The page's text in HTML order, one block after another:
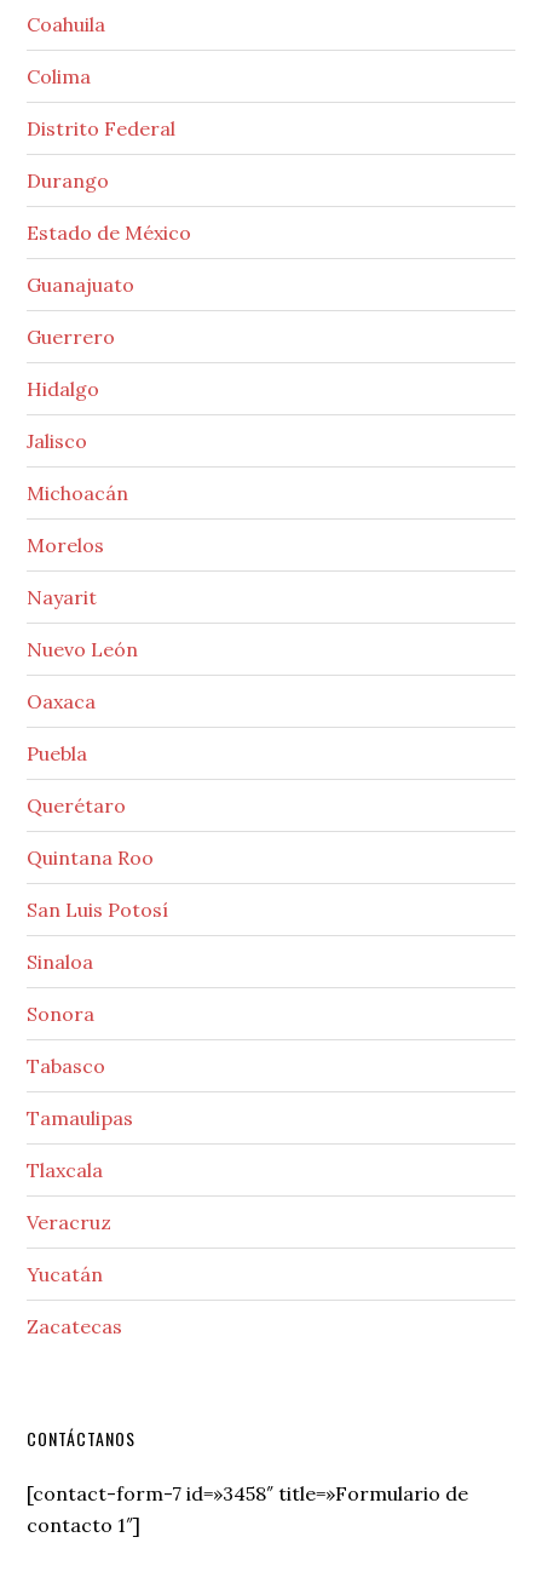
Coahuila
Colima
Distrito Federal
Durango
Estado de México
Guanajuato
Guerrero
Hidalgo
Jalisco
Michoacán
Morelos
Nayarit
Nuevo León
Oaxaca
Puebla
Querétaro
Quintana Roo
San Luis Potosí
Sinaloa
Sonora
Tabasco
Tamaulipas
Tlaxcala
Veracruz
Yucatán
Zacatecas
Secondary
Sidebar
CONTÁCTANOS
[contact-form-7 id=»3458″ title=»Formulario de
contacto 1″]